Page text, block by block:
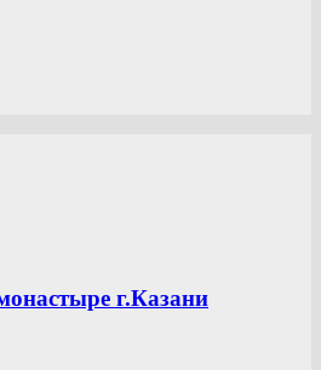
г.Казани